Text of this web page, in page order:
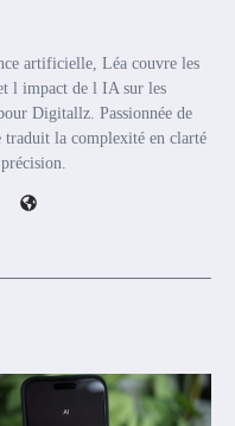
artificielle, Léa couvre les
l impact de l IA sur les
Digitallz. Passionnée de
traduit la complexité en clarté